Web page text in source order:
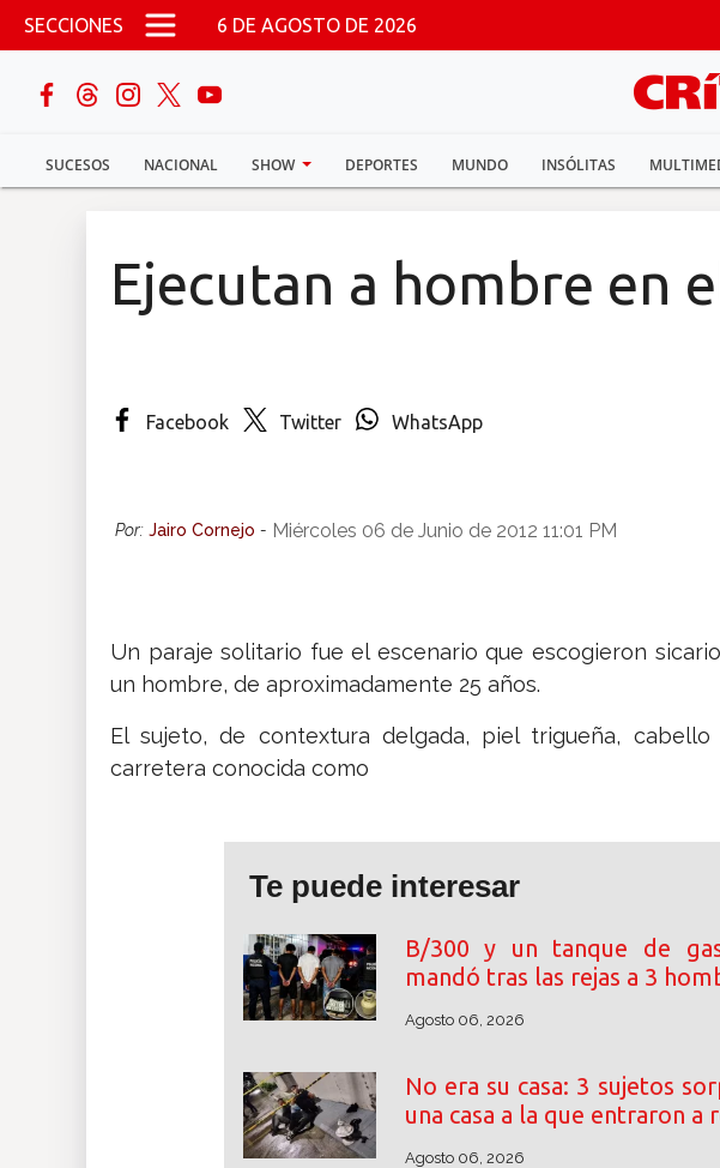
Pasar al contenido principal
SECCIONES 6 DE AGOSTO DE 2026
SUCESOS NACIONAL SHOW DEPORTES MUNDO INSÓLITAS
buscar
Sucesos
Multimedia
Ejecutan a hombre en
Facebook Twitter WhatsApp
Por: Jairo Cornejo - Miércoles 06 de Junio de 2012 11:01 PM
Un paraje solitario fue el escenario que escogieron
un hombre, de aproximadamente 25 años.
El sujeto, de contextura delgada, piel trigueña,
carretera conocida como
Te puede interesar
B/300 y un tanque de
mandó tras las rejas a 3
Agosto 06, 2026
No era su casa: 3 sujetos
una casa a la que entraron a
Agosto 06, 2026